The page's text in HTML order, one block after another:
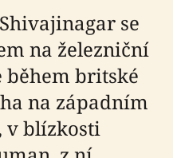
se
na železniční
během britské
na západním
v blízkosti